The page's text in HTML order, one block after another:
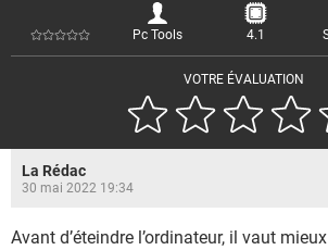
VOTRE ÉVALUATION
Pc Tools 4.1
La Rédac
30 mai 2022 19:34
Avant d’éteindre l’ordinateur, il vaut